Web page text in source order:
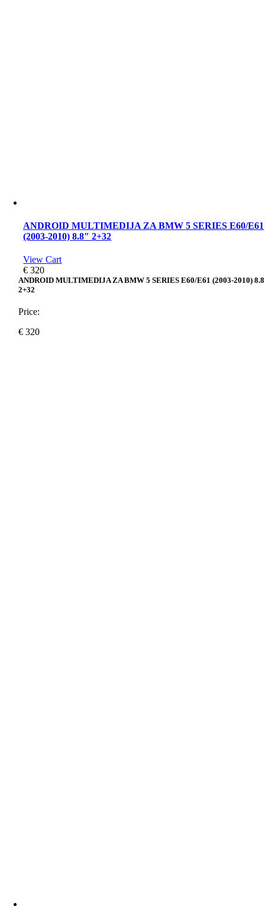
ANDROID MULTIMEDIJA ZA BMW 5 SERIES E60/E61
(2003-2010) 8.8″ 2+32
View Cart
€ 320
ANDROID MULTIMEDIJA ZA BMW 5 SERIES E60/E61 (2003-2010)
2+32
Price:
€ 320